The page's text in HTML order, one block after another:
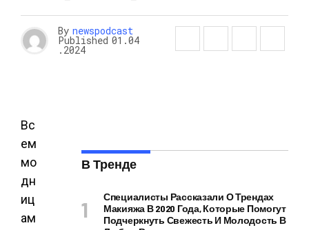
By newspodcast
Published 01.04
.2024
Вс
ем
мо
дн
иц
ам
В Тренде
Специалисты Рассказали О Трендах
Макияжа В 2020 Года, Которые Помогут
Подчеркнуть Свежесть И Молодость В